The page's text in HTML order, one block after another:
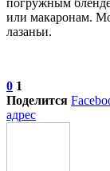
или макаронам.
лазаньи.
0 1
Поделится
адрес